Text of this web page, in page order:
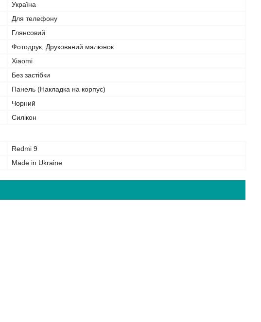
Україна
Для телефону
Глянсовий
Фотодрук, Друкований малюнок
Xiaomi
Без застібки
Панель (Накладка на корпус)
Чорний
Силікон
Redmi 9
Made in Ukraine